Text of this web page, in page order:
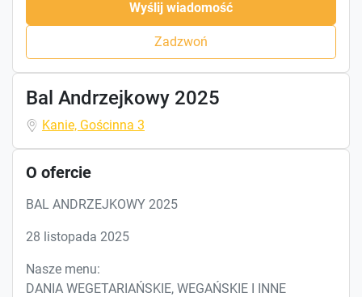
Wyślij wiadomość
Zadzwoń
Bal Andrzejkowy 2025
Kanie, Gościnna 3
O ofercie
BAL ANDRZEJKOWY 2025
28 listopada 2025
Nasze menu:
DANIA WEGETARIAŃSKIE, WEGAŃSKIE I INNE